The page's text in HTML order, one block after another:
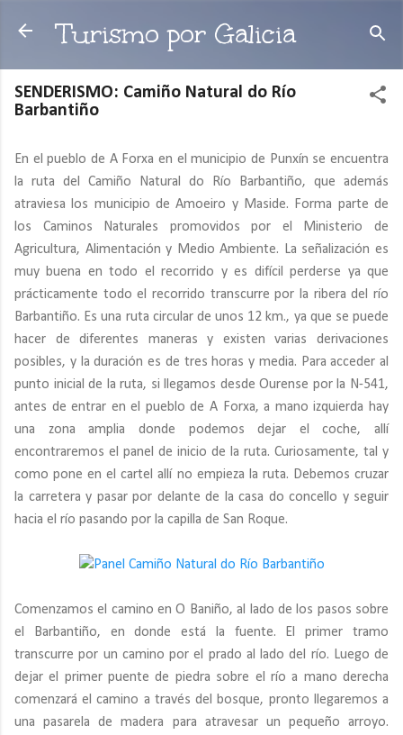
Ir al contenido principal
Turismo por Galicia
SENDERISMO: Camiño Natural do Río
Barbantiño
En el pueblo de A Forxa en el municipio de Punxín se encuentra
la ruta del Camiño Natural do Río Barbantiño, que además
atraviesa los municipio de Amoeiro y Maside. Forma parte de
los Caminos Naturales promovidos por el Ministerio de
Agricultura, Alimentación y Medio Ambiente. La señalización es
muy buena en todo el recorrido y es difícil perderse ya que
prácticamente todo el recorrido transcurre por la ribera del río
Barbantiño. Es una ruta circular de unos 12 km., ya que se puede
hacer de diferentes maneras y existen varias derivaciones
posibles, y la duración es de tres horas y media. Para acceder al
punto inicial de la ruta, si llegamos desde Ourense por la N-541,
antes de entrar en el pueblo de A Forxa, a mano izquierda hay
una zona amplia donde podemos dejar el coche, allí
encontraremos el panel de inicio de la ruta. Curiosamente, tal y
como pone en el cartel allí no empieza la ruta. Debemos cruzar
la carretera y pasar por delante de la casa do concello y seguir
hacia el río pasando por la capilla de San Roque.
Comenzamos el camino en O Baniño, al lado de los pasos sobre
el Barbantiño, en donde está la fuente. El primer tramo
transcurre por un camino por el prado al lado del río. Luego de
dejar el primer puente de piedra sobre el río a mano derecha
comenzará el camino a través del bosque, pronto llegaremos a
una pasarela de madera para atravesar un pequeño arroyo.